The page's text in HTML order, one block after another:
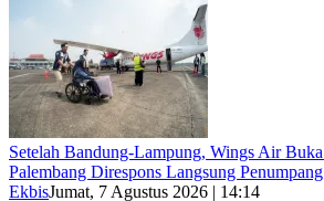
Setelah Bandung-Lampung, Wings Air
Palembang Direspons Langsung Penumpang
EkbisJumat, 7 Agustus 2026 | 14:14